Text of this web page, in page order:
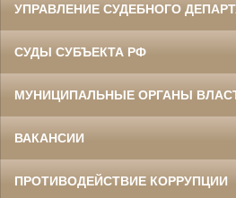
УПРАВЛЕНИЕ СУДЕБНОГО
СУДЫ СУБЪЕКТА РФ
МУНИЦИПАЛЬНЫЕ ОРГАНЫ
ВАКАНСИИ
ПРОТИВОДЕЙСТВИЕ КОРРУПЦИИ